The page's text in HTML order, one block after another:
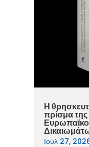
Η
πρίσμα
Ιούλ 27,